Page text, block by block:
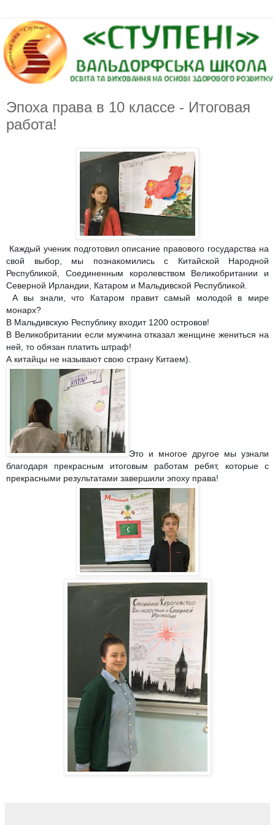
Эпоха права в 10 классе - Итоговая
работа!
Каждый ученик подготовил описание правового государства на
свой выбор, мы познакомились с Китайской Народной
Республикой, Соединенным королевством Великобритании и
Северной Ирландии, Катаром и Мальдивской Республикой.
А вы знали, что Катаром правит самый молодой в мире
монарх?
В Мальдивскую Республику входит 1200 островов!
В Великобритании если мужчина отказал женщине жениться на
ней, то обязан платить штраф!
А китайцы не называют свою страну Китаем).
Это и многое другое мы узнали
благодаря прекрасным итоговым работам ребят, которые с
прекрасными результатами завершили эпоху права!